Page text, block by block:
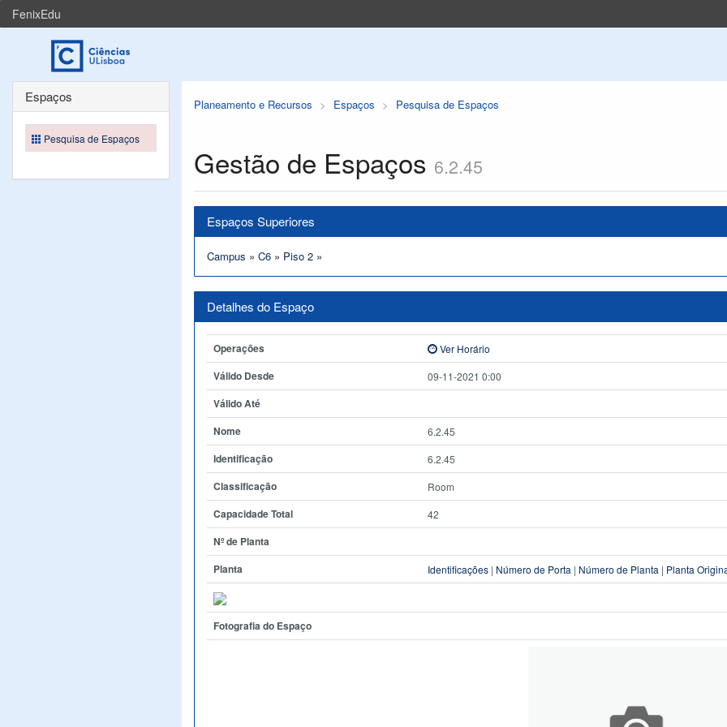
FenixEdu
Planeamento e Recursos Espaços Pesquisa de Espaços
Gestão de Espaços 6.2.45
Espaços Superiores
Campus » C6 » Piso 2 »
Detalhes do Espaço
Operações Ver Horário
Válido Desde 09-11-2021 0:00
Válido Até
Nome
6.2.45
Identificação 6.2.45
Classificação Room
Capacidade Total 42
Nº de Planta
Planta
Identificações | Número de Porta | Número de Planta | Planta
Fotografia do Espaço
Espaços
Pesquisa de Espaços